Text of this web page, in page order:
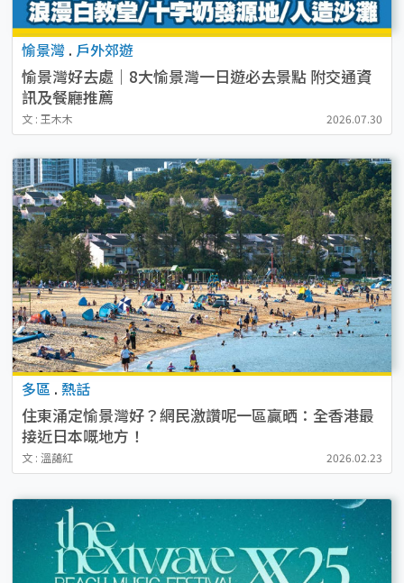
愉景灣 . 戶外郊遊
愉景灣好去處｜8大愉景灣一日遊必去景點 附交通資
訊及餐廳推薦
文 : 王木木 2026.07.30
多區 . 熱話
住東涌定愉景灣好？網民激讚呢一區贏晒：全香港最
接近日本嘅地方！
文 : 溫藹紅 2026.02.23